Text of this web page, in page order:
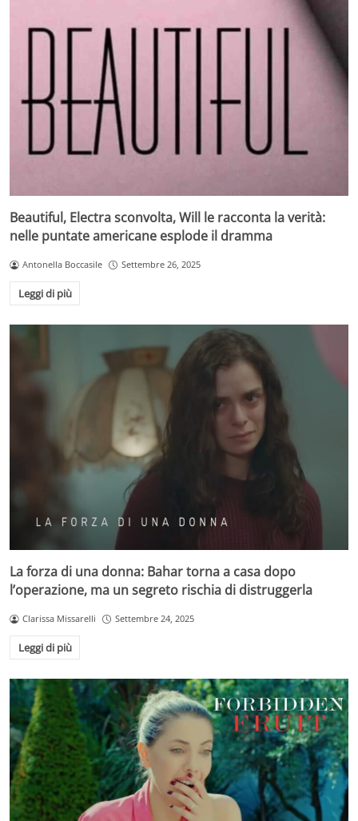
Beautiful, Electra sconvolta, Will le racconta la verità:
nelle puntate americane esplode il dramma
Antonella Boccasile Settembre 26, 2025
Leggi di più
La forza di una donna: Bahar torna a casa dopo
l’operazione, ma un segreto rischia di distruggerla
Clarissa Missarelli Settembre 24, 2025
Leggi di più